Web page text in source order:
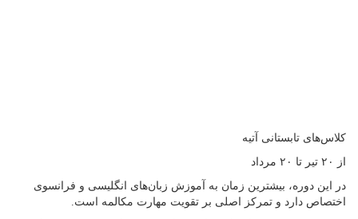
کلاس‌های تابستانی آتیه
از ۲۰ تیر تا ۲۰ مرداد
در این دوره، بیشترین زمان به آموزش زبان‌های انگلیسی و فرانسوی
اختصاص دارد و تمرکز اصلی بر تقویت مهارت مکالمه است.